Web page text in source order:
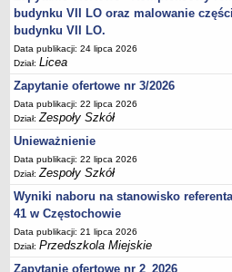
OCHRONA DANYCH OSOBOWYCH
budynku VII LO oraz malowanie
budynku VII LO.
Data publikacji: 24 lipca 2026
Dział:Licea
Zapytanie ofertowe nr 3/2026
Data publikacji: 22 lipca 2026
Dział:Zespoły Szkół
Unieważnienie
Data publikacji: 22 lipca 2026
Dział:Zespoły Szkół
Wyniki naboru na stanowisko
41 w Częstochowie
Data publikacji: 21 lipca 2026
Dział:Przedszkola Miejskie
Zapytanie ofertowe nr 2_2026